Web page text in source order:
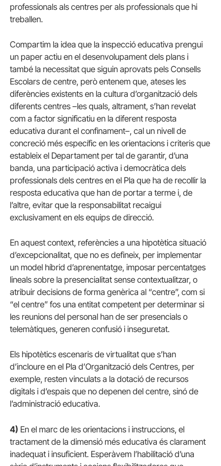
professionals als centres per als professionals que hi
treballen.
Compartim la idea que la inspecció educativa prengui
un paper actiu en el desenvolupament dels plans i
també la necessitat que siguin aprovats pels Consells
Escolars de centre, però entenem que, ateses les
diferències existents en la cultura d’organització dels
diferents centres –les quals, altrament, s’han revelat
com a factor significatiu en la diferent resposta
educativa durant el confinament–, cal un nivell de
concreció més específic en les orientacions i criteris que
estableix el Departament per tal de garantir, d’una
banda, una participació activa i democràtica dels
professionals dels centres en el Pla que ha de recollir la
resposta educativa que han de portar a terme i, de
l’altre, evitar que la responsabilitat recaigui
exclusivament en els equips de direcció.
En aquest context, referències a una hipotètica situació
d’excepcionalitat, que no es defineix, per implementar
un model híbrid d’aprenentatge, imposar percentatges
lineals sobre la presencialitat sense contextualitzar, o
atribuir decisions de forma genèrica al “centre”, com si
“el centre” fos una entitat competent per determinar si
les reunions del personal han de ser presencials o
telemàtiques, generen confusió i inseguretat.
Els hipotètics escenaris de virtualitat que s’han
d’incloure en el Pla d’Organització dels Centres, per
exemple, resten vinculats a la dotació de recursos
digitals i d’espais que no depenen del centre, sinó de
l’administració educativa.
4) En el marc de les orientacions i instruccions, el
tractament de la dimensió més educativa és clarament
inadequat i insuficient. Esperàvem l’habilitació d’una